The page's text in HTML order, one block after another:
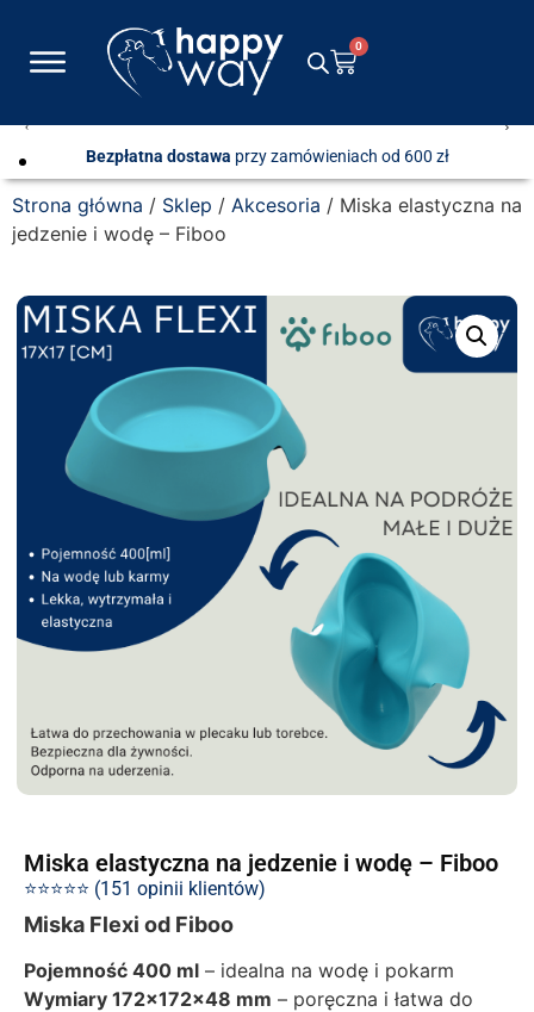
0
Bezpłatna dostawa przy zamówieniach od 600 zł
Strona główna / Sklep / Akcesoria / Miska elastyczna na
jedzenie i wodę – Fiboo
Miska elastyczna na jedzenie i wodę – Fiboo
⭐⭐⭐⭐⭐ (151 opinii klientów)
Miska Flexi od Fiboo
Pojemność 400 ml – idealna na wodę i pokarm
Wymiary 172x172x48 mm – poręczna i łatwa do